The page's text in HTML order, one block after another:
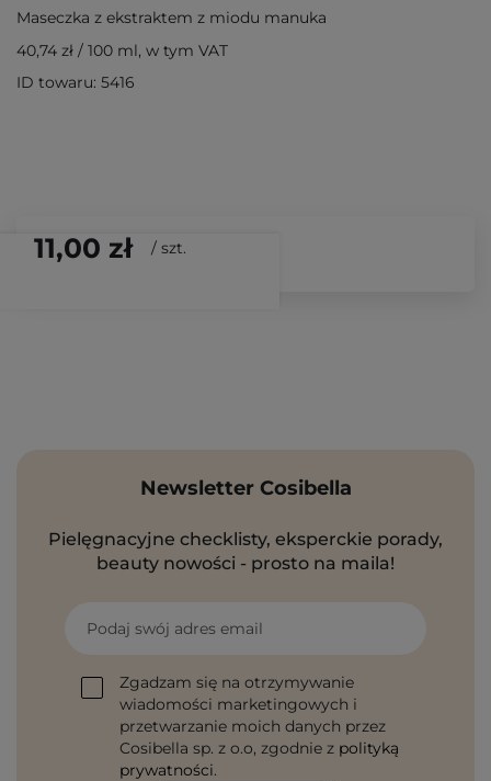
11,00 zł / szt.
Maseczka z ekstraktem z miodu manuka
40,74 zł / 100 ml, w tym VAT
ID towaru: 5416
Newsletter Cosibella
Pielęgnacyjne checklisty, eksperckie porady,
beauty nowości - prosto na maila!
Podaj swój adres email
Zgadzam się na otrzymywanie
wiadomości marketingowych i
przetwarzanie moich danych przez
Cosibella sp. z o.o, zgodnie z polityką
prywatności.